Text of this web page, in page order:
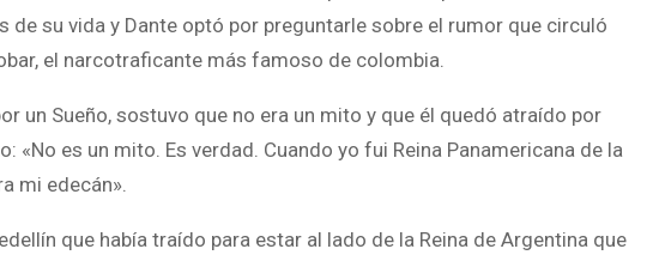
su vida y Dante optó por preguntarle sobre el rumor que circuló
el narcotraficante más famoso de colombia.
un Sueño, sostuvo que no era un mito y que él quedó atraído por
«No es un mito. Es verdad. Cuando yo fui Reina Panamericana de la
mi edecán».
que había traído para estar al lado de la Reina de Argentina que